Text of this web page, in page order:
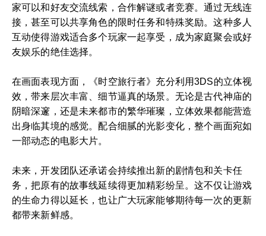
家可以和好友交流线索，合作解谜或者竞赛。通过无线连
接，甚至可以共享角色的限时任务和特殊奖励。这种多人
互动使得游戏适合多个玩家一起享受，成为家庭聚会或好
友娱乐的绝佳选择。
在画面表现方面，《时空旅行者》充分利用3DS的立体视
效，带来层次丰富、细节逼真的场景。无论是古代神庙的
阴暗深邃，还是未来都市的繁华璀璨，立体效果都能营造
出身临其境的感觉。配合细腻的光影变化，整个画面宛如
一部动态的电影大片。
未来，开发团队还承诺会持续推出新的剧情包和关卡任
务，把原有的故事线延续得更加精彩纷呈。这不仅让游戏
的生命力得以延长，也让广大玩家能够期待每一次的更新
都带来新鲜感。